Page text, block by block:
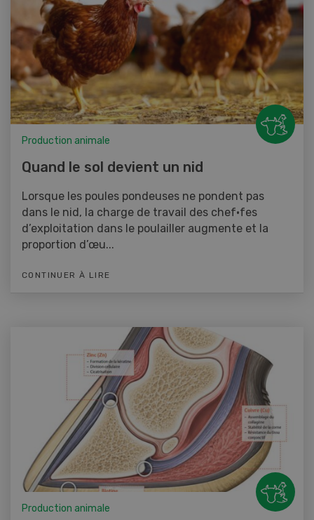
Production animale
Quand le sol devient un nid
Lorsque les poules pondeuses ne pondent pas
dans le nid, la charge de travail des chef·fes
d’exploitation dans le poulailler augmente et la
proportion d’œu...
CONTINUER À LIRE
Production animale